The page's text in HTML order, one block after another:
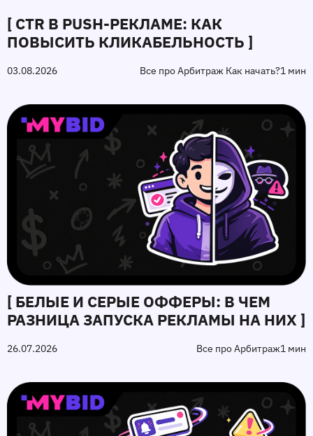
[ CTR В PUSH-РЕКЛАМЕ: КАК
ПОВЫСИТЬ КЛИКАБЕЛЬНОСТЬ ]
03.08.2026 Все про Арбитраж Как начать?1 мин
[ БЕЛЫЕ И СЕРЫЕ ОФФЕРЫ: В ЧЕМ
РАЗНИЦА ЗАПУСКА РЕКЛАМЫ НА НИХ ]
26.07.2026 Все про Арбитраж1 мин